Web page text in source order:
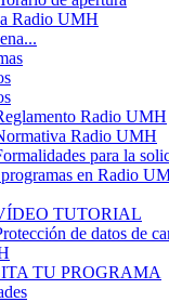
Radio UMH
Radio UMH
Radio UMH
para la
en Radio
TUTORIAL
de datos de
TU PROGRAMA